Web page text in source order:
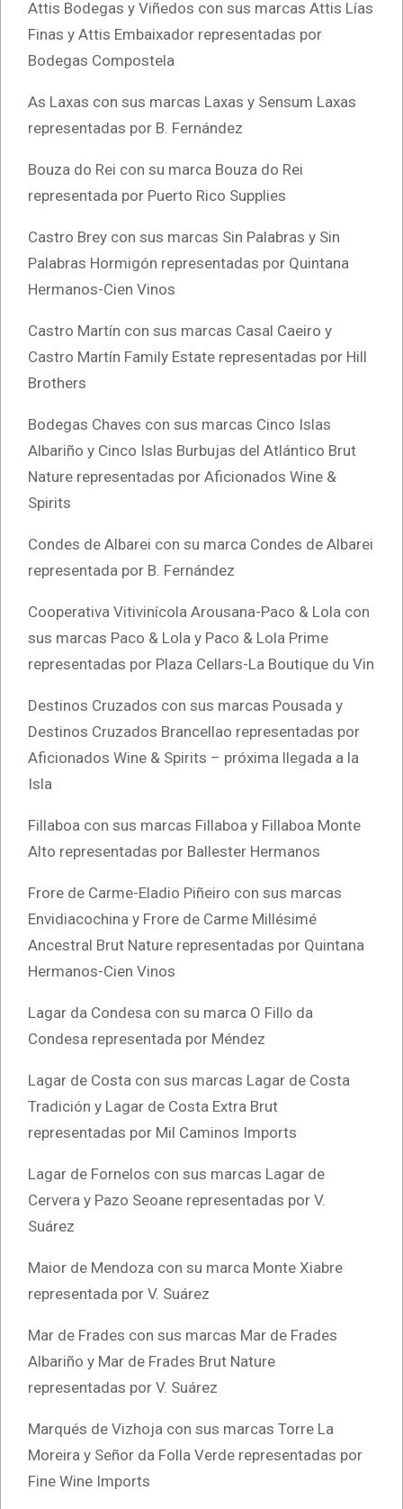
Attis Bodegas y Viñedos con sus marcas Attis Lías
Finas y Attis Embaixador representadas por
Bodegas Compostela
As Laxas con sus marcas Laxas y Sensum Laxas
representadas por B. Fernández
Bouza do Rei con su marca Bouza do Rei
representada por Puerto Rico Supplies
Castro Brey con sus marcas Sin Palabras y Sin
Palabras Hormigón representadas por Quintana
Hermanos-Cien Vinos
Castro Martín con sus marcas Casal Caeiro y
Castro Martín Family Estate representadas por Hill
Brothers
Bodegas Chaves con sus marcas Cinco Islas
Albariño y Cinco Islas Burbujas del Atlántico Brut
Nature representadas por Aficionados Wine &
Spirits
Condes de Albarei con su marca Condes de Albarei
representada por B. Fernández
Cooperativa Vitivinícola Arousana-Paco & Lola con
sus marcas Paco & Lola y Paco & Lola Prime
representadas por Plaza Cellars-La Boutique du Vin
Destinos Cruzados con sus marcas Pousada y
Destinos Cruzados Brancellao representadas por
Aficionados Wine & Spirits – próxima llegada a la
Isla
Fillaboa con sus marcas Fillaboa y Fillaboa Monte
Alto representadas por Ballester Hermanos
Frore de Carme-Eladio Piñeiro con sus marcas
Envidiacochina y Frore de Carme Millésimé
Ancestral Brut Nature representadas por Quintana
Hermanos-Cien Vinos
Lagar da Condesa con su marca O Fillo da
Condesa representada por Méndez
Lagar de Costa con sus marcas Lagar de Costa
Tradición y Lagar de Costa Extra Brut
representadas por Mil Caminos Imports
Lagar de Fornelos con sus marcas Lagar de
Cervera y Pazo Seoane representadas por V.
Suárez
Maior de Mendoza con su marca Monte Xiabre
representada por V. Suárez
Mar de Frades con sus marcas Mar de Frades
Albariño y Mar de Frades Brut Nature
representadas por V. Suárez
Marqués de Vizhoja con sus marcas Torre La
Moreira y Señor da Folla Verde representadas por
Fine Wine Imports